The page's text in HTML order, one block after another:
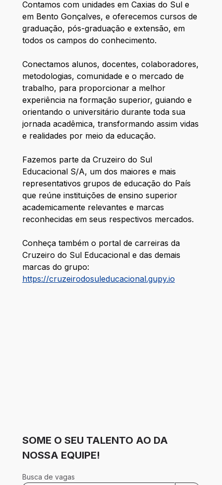
Contamos com unidades em Caxias do Sul e
em Bento Gonçalves, e oferecemos cursos de
graduação, pós-graduação e extensão, em
todos os campos do conhecimento.
Conectamos alunos, docentes, colaboradores,
metodologias, comunidade e o mercado de
trabalho, para proporcionar a melhor
experiência na formação superior, guiando e
orientando o universitário durante toda sua
jornada acadêmica, transformando assim vidas
e realidades por meio da educação.
Fazemos parte da Cruzeiro do Sul
Educacional S/A, um dos maiores e mais
representativos grupos de educação do País
que reúne instituições de ensino superior
academicamente relevantes e marcas
reconhecidas em seus respectivos mercados.
Conheça também o portal de carreiras da
Cruzeiro do Sul Educacional e das demais
marcas do grupo:
https://cruzeirodosuleducacional.gupy.io
SOME O SEU TALENTO AO DA
NOSSA EQUIPE!
Busca de vagas